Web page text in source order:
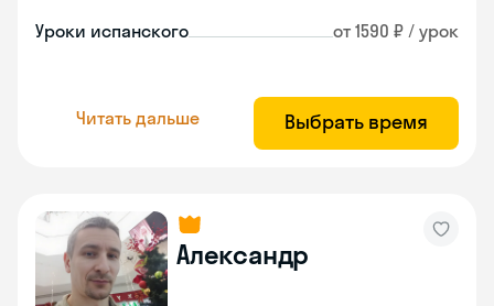
Уроки испанского от 1590 ₽ / урок
Читать дальше Выбрать время
Александр